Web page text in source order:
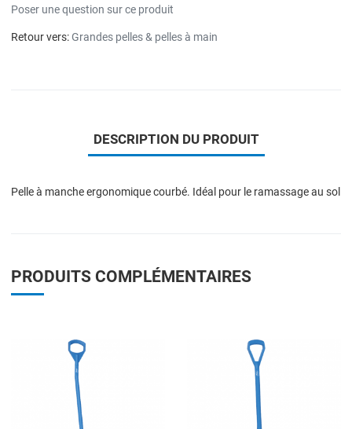
Poser une question sur ce produit
Retour vers:Grandes pelles & pelles à main
DESCRIPTION DU PRODUIT
Pelle à manche ergonomique courbé. Idéal pour le ramassage au sol
PRODUITS COMPLÉMENTAIRES